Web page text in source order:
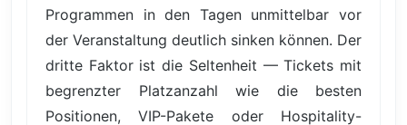
Programmen in den Tagen unmittelbar vor
der Veranstaltung deutlich sinken können. Der
dritte Faktor ist die Seltenheit — Tickets mit
begrenzter Platzanzahl wie die besten
Positionen, VIP-Pakete oder Hospitality-